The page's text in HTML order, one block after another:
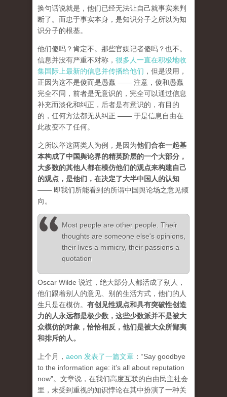
换句话说就是，他们已经无法让自己就事实来判
断了。而忠于事实本身，是知识分子之所以为知
识分子的根基。
他们傻吗？肯定不。那些官媒记者傻吗？也不。
信息并没有严重不对称， 很多人一直在积极地收
集国际上最新的信息并传播给他们 ，但是没用，
正因为这不是傻而是愚蠢 —— 注意，傻和愚蠢
完全不同，前者是无意识的，完全可以通过信息
补充而淡化和纠正，后者是有意识的，有目的
的，任何方法都无从纠正 —— 于是信息自由在
此改变不了任何。
之所以举这两类人为例，是因为他们合在一起基
本构成了中国舆论界的精英阶层的一个大部分，
大多数的其他人都在模仿他们的观点来构建自己
的观点，是他们，在决定了大半中国人的认知
—— 即我们所能看到的所谓中国舆论场之意见倾
向。
Most people are other people. Their
thoughts are someone else's opinions,
their lives a mimicry, their passions a
quotation
Oscar Wilde 说过，绝大部分人都活成了别人，
他们跟着别人的意见、别的生活方式，他们的人
生只是在模仿。 有创见性观点和具有突破性创造
力的人永远都是极少数，这些少数派并不是被大
众模仿的对象，恰恰相反，他们是被大众所鄙夷
和排斥的人。
上个月， aeon 发表了一篇文章 ：“Say goodbye
to the information age: it’s all about reputation
now”。文章说，在我们高度互联的自由民主社会
里，未受到重视的知识悖论在其中扮演了一种关